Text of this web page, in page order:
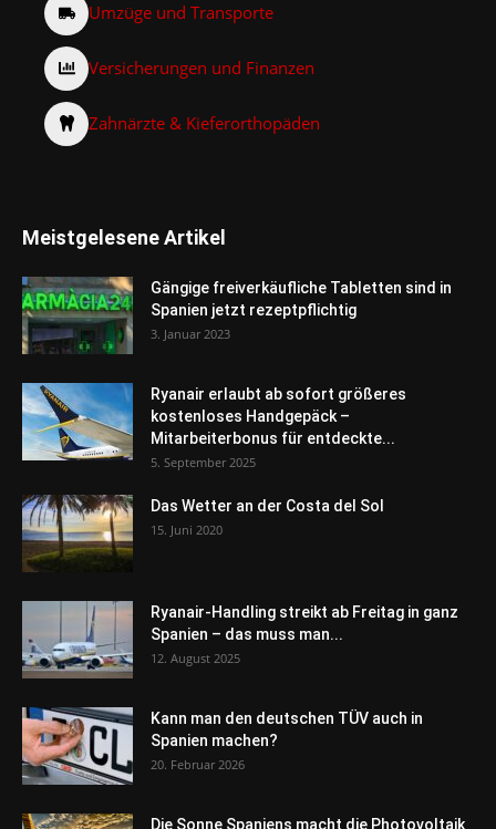
Umzüge und Transporte
Versicherungen und Finanzen
Zahnärzte & Kieferorthopäden
Meistgelesene Artikel
Gängige freiverkäufliche Tabletten sind in
Spanien jetzt rezeptpflichtig
3. Januar 2023
Ryanair erlaubt ab sofort größeres
kostenloses Handgepäck –
Mitarbeiterbonus für entdeckte...
5. September 2025
Das Wetter an der Costa del Sol
15. Juni 2020
Ryanair-Handling streikt ab Freitag in ganz
Spanien – das muss man...
12. August 2025
Kann man den deutschen TÜV auch in
Spanien machen?
20. Februar 2026
Die Sonne Spaniens macht die Photovoltaik